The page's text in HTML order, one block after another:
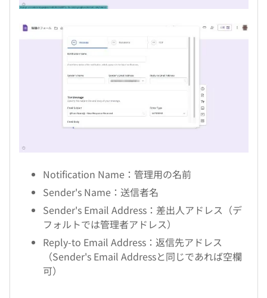
Notification Name：管理用の名前
Sender's Name：送信者名
Sender's Email Address：差出人アドレス（デ
フォルトでは管理者アドレス）
Reply-to Email Address：返信先アドレス
（Sender's Email Addressと同じであれば空欄
可）